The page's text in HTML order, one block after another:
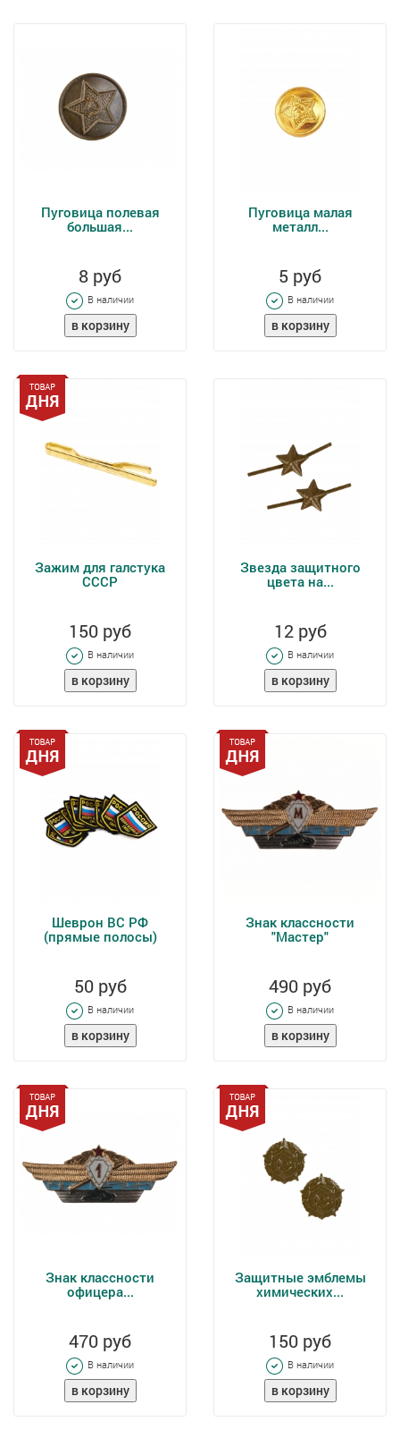
Пуговица полевая
большая...
8 руб
В наличии
Пуговица малая
металл...
5 руб
В наличии
Зажим для галстука
СССР
150 руб
В наличии
Звезда защитного
цвета на...
12 руб
В наличии
Шеврон ВС РФ
(прямые полосы)
50 руб
В наличии
Знак классности
"Мастер"
490 руб
В наличии
Знак классности
офицера...
470 руб
В наличии
Защитные эмблемы
химических...
150 руб
В наличии